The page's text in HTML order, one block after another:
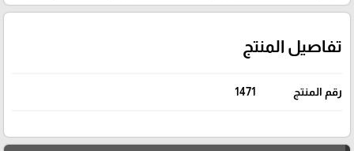
تفاصيل المنتج
رقم المنتج 1471